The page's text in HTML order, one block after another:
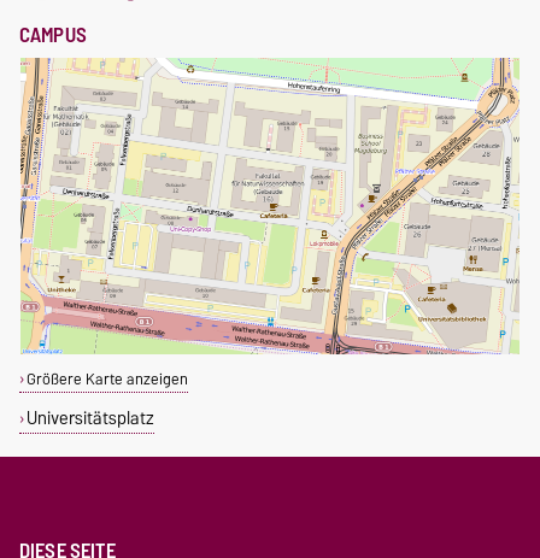
CAMPUS
Größere Karte anzeigen
Universitätsplatz
DIESE SEITE